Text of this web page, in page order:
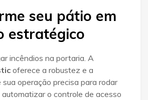
seu pátio em
estratégico
incêndios na portaria. A
oferece a robustez e a
sua operação precisa para rodar
o controle de acesso